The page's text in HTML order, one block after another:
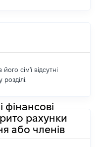
сім'ї відсутні
фінансові
рахунки
або членів